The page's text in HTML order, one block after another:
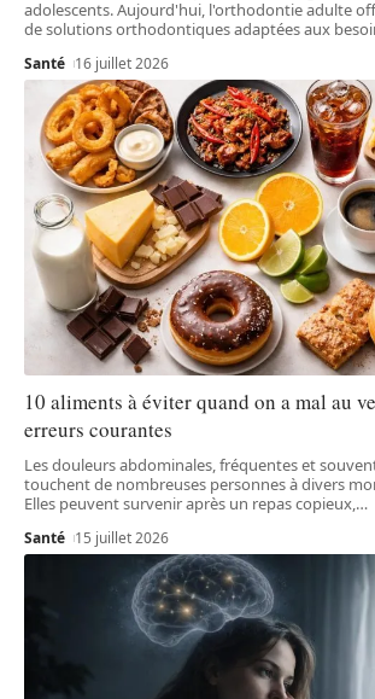
adolescents. Aujourd'hui, l'orthodontie adulte
de solutions orthodontiques adaptées aux
Santé 16 juillet 2026
10 aliments à éviter quand on a mal au
erreurs courantes
Les douleurs abdominales, fréquentes et
touchent de nombreuses personnes à divers
Elles peuvent survenir après un repas copieux,…
Santé 15 juillet 2026